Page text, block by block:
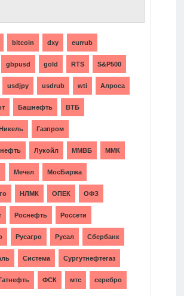
bitcoin dxy eurrub
gbpusd gold RTS S&P500
usdjpy usdrub wti Алроса
Башнефть ВТБ
Газпром
Лукойл ММВБ ММК
Мечел МосБиржа
НЛМК ОПЕК ОФЗ
Роснефть Россети
Русагро Русал Сбербанк
Система Сургутнефтегаз
ФСК мтс серебро